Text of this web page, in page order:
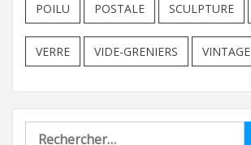
POILU POSTALE SCULPTURE
VERRE VIDE-GRENIERS VINTAGE
Rechercher :